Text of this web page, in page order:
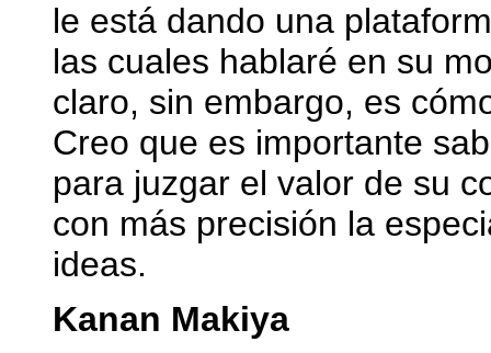
le está dando una
las cuales hablaré en su
claro, sin embargo, es
Creo que es importante
para juzgar el valor de su
con más precisión la
ideas.
Kanan Makiya